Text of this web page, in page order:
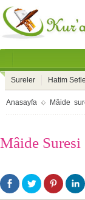
Sureler Hatim
Anasayfa Mâide
Mâide